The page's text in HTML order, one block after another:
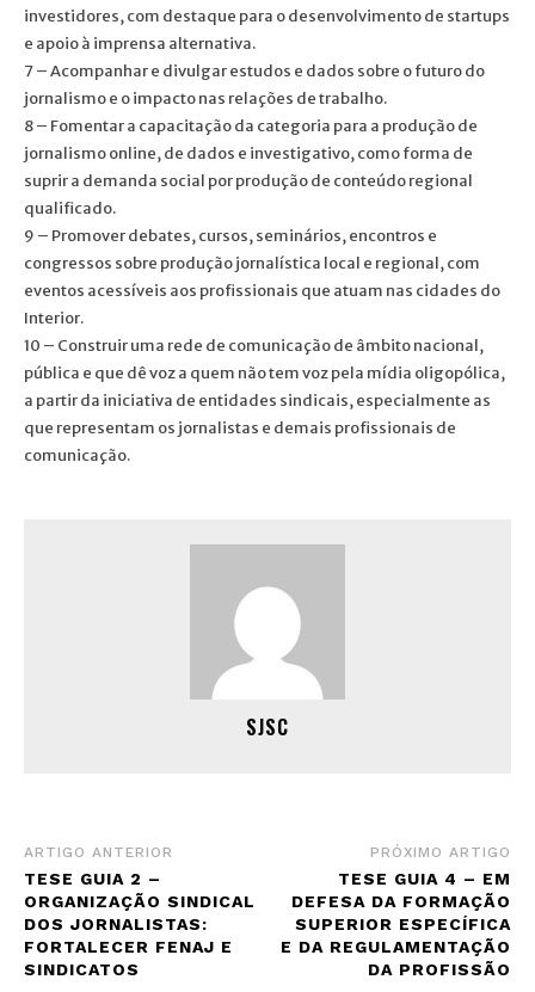
investidores, com destaque para o desenvolvimento de startups
e apoio à imprensa alternativa.
7 – Acompanhar e divulgar estudos e dados sobre o futuro do
jornalismo e o impacto nas relações de trabalho.
8 – Fomentar a capacitação da categoria para a produção de
jornalismo online, de dados e investigativo, como forma de
suprir a demanda social por produção de conteúdo regional
qualificado.
9 – Promover debates, cursos, seminários, encontros e
congressos sobre produção jornalística local e regional, com
eventos acessíveis aos profissionais que atuam nas cidades do
Interior.
10 – Construir uma rede de comunicação de âmbito nacional,
pública e que dê voz a quem não tem voz pela mídia oligopólica,
a partir da iniciativa de entidades sindicais, especialmente as
que representam os jornalistas e demais profissionais de
comunicação.
SJSC
ARTIGO ANTERIOR
TESE GUIA 2 –
ORGANIZAÇÃO SINDICAL
DOS JORNALISTAS:
FORTALECER FENAJ E
SINDICATOS
PRÓXIMO ARTIGO
TESE GUIA 4 – EM
DEFESA DA FORMAÇÃO
SUPERIOR ESPECÍFICA
E DA REGULAMENTAÇÃO
DA PROFISSÃO